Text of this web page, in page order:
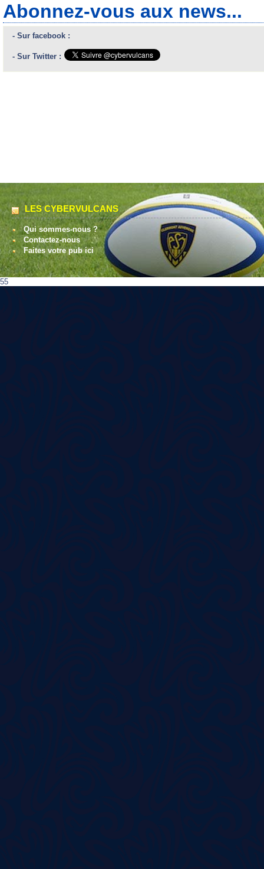
Abonnez-vous aux news...
- Sur facebook :
- Sur Twitter :
LES CYBERVULCANS
Qui sommes-nous ?
Contactez-nous
Faites votre pub ici
55